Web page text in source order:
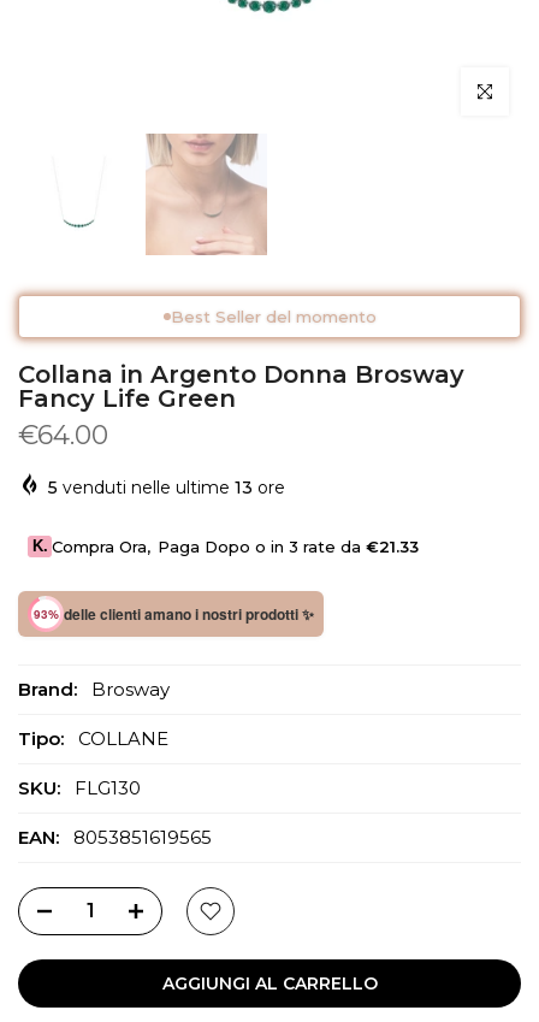
Clicca per
Best Seller del momento
Collana in Argento Donna Brosway
Fancy Life Green
€64.00
5 venduti nelle ultime 13 ore
K. Compra Ora, Paga Dopo o in 3 rate da €21.33
93% delle clienti amano i nostri prodotti ✨
Brand: Brosway
Tipo: COLLANE
SKU: FLG130
EAN: 8053851619565
AGGIUNGI AL CARRELLO